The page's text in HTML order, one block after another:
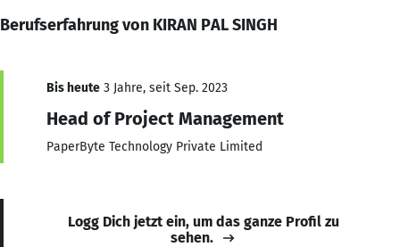
Berufserfahrung von KIRAN PAL SINGH
Bis heute 3 Jahre, seit Sep. 2023
Head of Project Management
PaperByte Technology Private Limited
Logg Dich jetzt ein, um das ganze Profil zu
sehen.